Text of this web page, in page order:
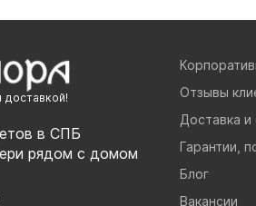
доставкой!
в СПБ
рядом с домом
Отзывы
Доставка и
Гарантии,
Блог
Вакансии